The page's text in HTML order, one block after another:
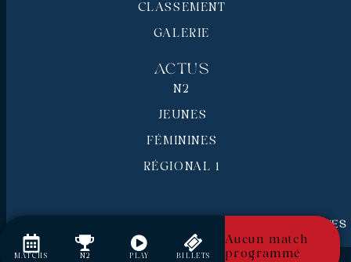
MATCHS N2 PLAY BILLETS
Aucun match
programmé
CLASSEMENT
GALERIE
Actus
N2
JEUNES
FÉMININES
RÉGIONAL 1
RC Pays de Grasse © 2026 - Tous droits réservés
Mentions légales